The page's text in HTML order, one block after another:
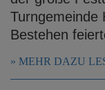
Turngemeinde
Bestehen
MEHR DAZU